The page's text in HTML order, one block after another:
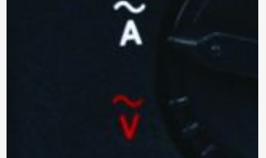
TRIFÁSICO
Modelo:MI 2893 EU
Trifásico